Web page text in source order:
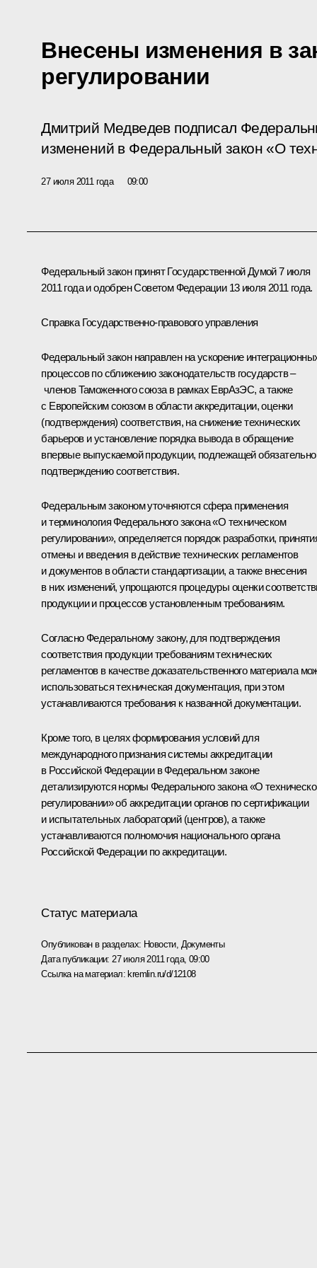
Внесены изменения в
регулировании
Дмитрий Медведев подписал
изменений в Федеральный закон «О
27 июля 2011 года 09:00
Федеральный закон принят Государственной Думой 7 июля
2011 года и одобрен Советом Федерации 13 июля 2011 года.
Справка Государственно-правового управления
Федеральный закон направлен на ускорение
процессов по сближению законодательств государств –
членовТаможенного союзав рамках ЕврАзЭС, а также
с Европейским союзом в области аккредитации, оценки
(подтверждения) соответствия, на снижение технических
барьеров и установление порядка вывода в обращение
впервые выпускаемой продукции, подлежащей
подтверждению соответствия.
Федеральным законом уточняются сфера применения
и терминология Федерального закона «О техническом
регулировании», определяется порядок разработки,
отмены и введения в действие технических регламентов
и документов в области стандартизации, а также внесения
в них изменений, упрощаются процедуры оценки
продукции и процессов установленным требованиям.
Согласно Федеральному закону, для подтверждения
соответствия продукции требованиям технических
регламентов в качестве доказательственного материала
использоваться техническая документация, при этом
устанавливаются требования к названной документации.
Кроме того, в целях формирования условий для
международного признания системы аккредитации
в Российской Федерации в Федеральном законе
детализируются нормы Федерального закона «О
регулировании» об аккредитации органов по сертификации
и испытательных лабораторий (центров), а также
устанавливаются полномочия национального органа
Российской Федерации по аккредитации.
Статус материала
Опубликован в разделах: Новости, Документы
Дата публикации: 27 июля 2011 года, 09:00
Ссылка на материал: kremlin.ru/d/12108